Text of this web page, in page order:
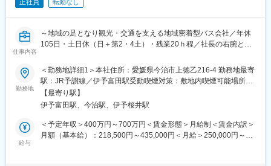
未資格者の場合、業務の完遂度／協調性／正確性が満たされてい
るかを評価していきます。
■キャリアパス：
メンバー→シニアメンバー→リーダー→マネージャーとキャリア
乗務員満足度の向上、チームミスの削減、事故・トラブル削減な
どの成果／頑張りに応じて評価をしていきます。
■配属先：
通しが良い誠実な組織体制です。
正社員 転勤なし
仕事内容
～地域の足となり観光・交通を支える地域密着型バス会社／年休
105日・土日休（日＋第2・4土）・残業20ｈ程／社長の右腕とし
■職務概要：
旅行業および貸切バス業の営業や運行管理事務などの業務を担当
いただきます。
■ミッション：
・運行管理業務を通して、社員とお客さまの安心安全を守る
・社内の業務改善活動を通して、社員の働きやすさや働きがい向
上を図る
勤務地
＜勤務地詳細1＞本社住所：愛媛県今治市上徳乙216-4 勤務地最寄
駅：JR予讃線／伊予富田駅受動喫煙対策：敷地内喫煙可能場所あ
り＜勤務地詳細2＞玉川車庫住所：愛媛県今治市玉川町別所甲134-
3 勤務地最寄駅：JR予讃線／今治駅受動喫煙対策：敷地内喫煙可
【最寄り駅】
伊予富田駅、今治駅、伊予桜井駅
給与
＜予定年収＞400万円～700万円＜賃金形態＞月給制＜賃金内訳＞
月額（基本給）：218,500円～435,000円＜月給＞250,000円～